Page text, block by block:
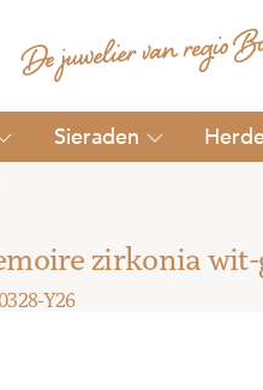
Sieraden
zirkonia wit-